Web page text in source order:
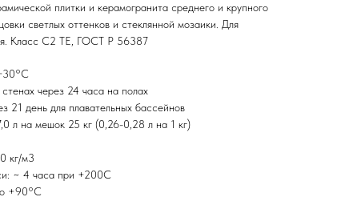
плитки и керамогранита среднего и крупного
светлых оттенков и стеклянной мозаики. Для
Класс С2 ТЕ, ГОСТ Р 56387
через 24 часа на полах
21 день для плавательных бассейнов
л на мешок 25 кг (0,26-0,28 л на 1 кг)
кг/м3
~ 4 часа при +200С
+90°C